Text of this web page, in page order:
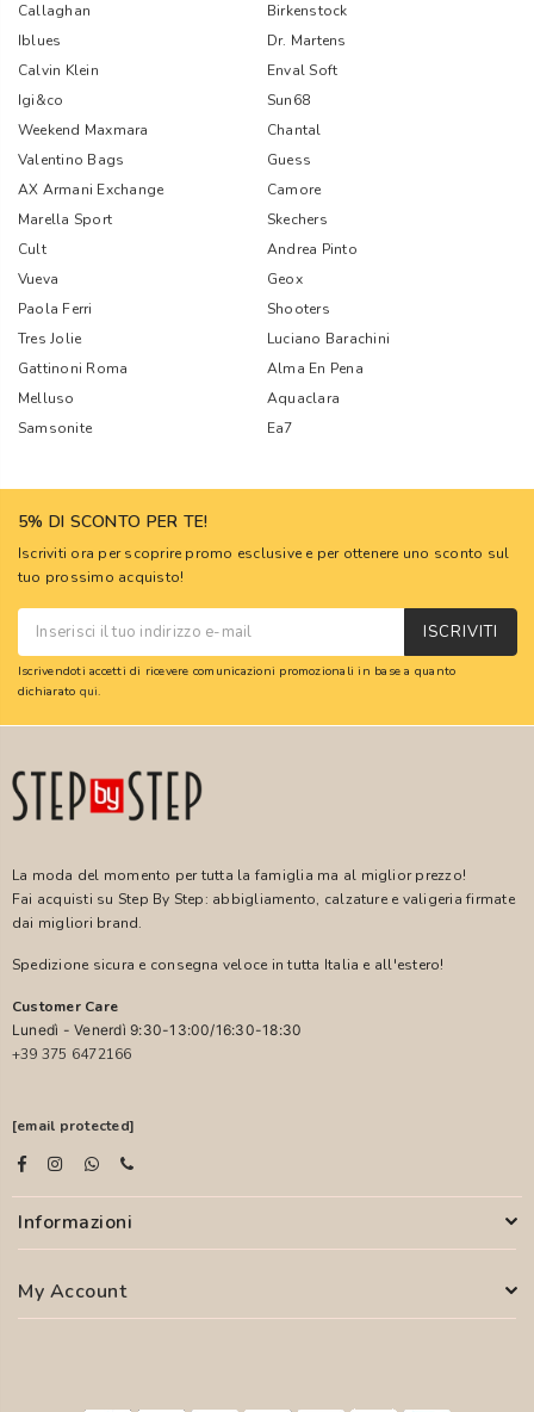
Callaghan
Birkenstock
Iblues
Dr. Martens
Calvin Klein
Enval Soft
Igi&co
Sun68
Weekend Maxmara
Chantal
Valentino Bags
Guess
AX Armani Exchange
Camore
Marella Sport
Skechers
Cult
Andrea Pinto
Vueva
Geox
Paola Ferri
Shooters
Tres Jolie
Luciano Barachini
Gattinoni Roma
Alma En Pena
Melluso
Aquaclara
Samsonite
Ea7
5% DI SCONTO PER TE!
Iscriviti ora per scoprire promo esclusive e per ottenere uno sconto sul
tuo prossimo acquisto!
ISCRIVITI
Iscrivendoti accetti di ricevere comunicazioni promozionali in base a quanto
dichiarato qui.
La moda del momento per tutta la famiglia ma al miglior prezzo!
Fai acquisti su Step By Step: abbigliamento, calzature e valigeria firmate
dai migliori brand.
Spedizione sicura e consegna veloce in tutta Italia e all'estero!
Customer Care
Lunedì - Venerdì 9:30-13:00/16:30-18:30
+39 375 6472166
[email protected]
Informazioni
My Account